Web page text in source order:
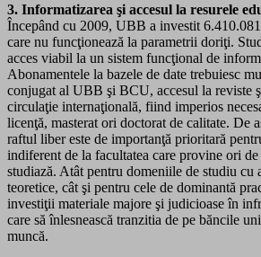
3. Informatizarea şi accesul la resurele
Începând cu 2009, UBB a investit
care nu funcţionează la parametrii doriţi.
acces viabil la un sistem funcţional de
Abonamentele la bazele de date trebuiesc
conjugat al UBB şi BCU, accesul la reviste
circulaţie internaţională, fiind imperios
licenţă, masterat ori doctorat de calitate. De
raftul liber este de importanţă prioritară
indiferent de la facultatea care provine ori
studiază. Atât pentru domeniile de studiu cu
teoretice, cât şi pentru cele de dominantă
investiţii materiale majore şi judicioase în
care să înlesnească tranzitia de pe băncile
muncă.